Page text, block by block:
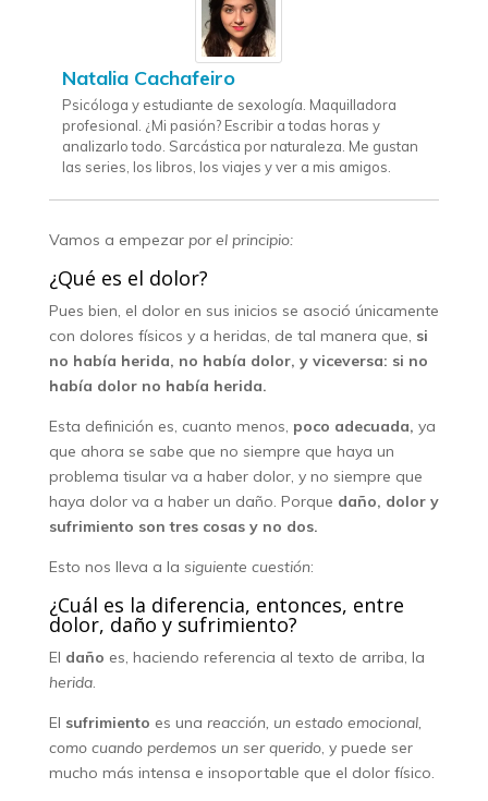
Natalia Cachafeiro
Psicóloga y estudiante de sexología. Maquilladora
profesional. ¿Mi pasión? Escribir a todas horas y
analizarlo todo. Sarcástica por naturaleza. Me gustan
las series, los libros, los viajes y ver a mis amigos.
Vamos a empezar por el principio:
¿Qué es el dolor?
Pues bien, el dolor en sus inicios se asoció únicamente
con dolores físicos y a heridas, de tal manera que, si
no había herida, no había dolor, y viceversa: si no
había dolor no había herida.
Esta definición es, cuanto menos, poco adecuada, ya
que ahora se sabe que no siempre que haya un
problema tisular va a haber dolor, y no siempre que
haya dolor va a haber un daño. Porque daño, dolor y
sufrimiento son tres cosas y no dos.
Esto nos lleva a la siguiente cuestión:
¿Cuál es la diferencia, entonces, entre
dolor, daño y sufrimiento?
El daño es, haciendo referencia al texto de arriba, la
herida.
El sufrimiento es una reacción, un estado emocional,
como cuando perdemos un ser querido, y puede ser
mucho más intensa e insoportable que el dolor físico.